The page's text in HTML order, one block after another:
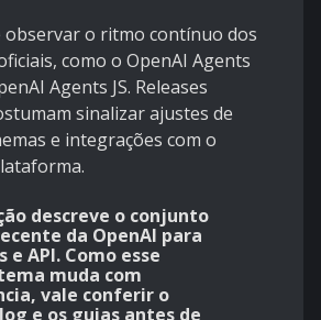
observar o ritmo contínuo dos
como o OpenAI Agents
Agents JS. Releases
sinalizar ajustes de
e integrações com o
descreve o conjunto
da OpenAI para
e API. Como esse
muda com
vale conferir o
e os guias antes de